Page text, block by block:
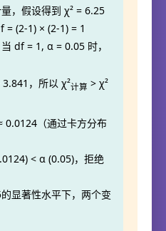
，假设得到 χ² = 6.25
= (2-1) × (2-1) = 1
df = 1, α = 0.05 时，
，所以 χ²计算 > χ²
0.0124（通过卡方分布
< α (0.05)，拒绝
显著性水平下，两个变